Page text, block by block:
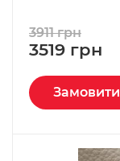
3519 грн
3911 грн
Замовити